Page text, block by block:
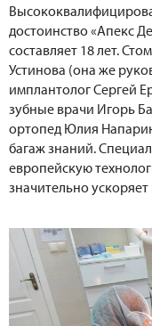
достоинство «Апекс
составляет 18 лет.
Устинова (она же
имплантолог Сергей
зубные врачи Игорь
ортопед Юлия
багаж знаний.
европейскую
значительно